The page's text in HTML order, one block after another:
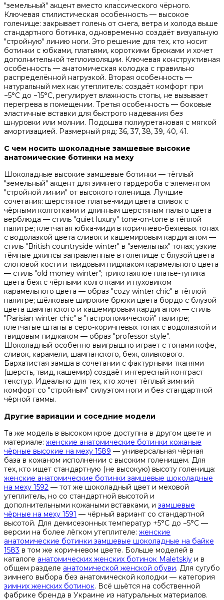
"земельный" акцент вместо классического чёрного.
Ключевая стилистическая особенность — высокое
голенище: закрывает голень от снега, ветра и холода выше
стандартного ботинка, одновременно создаёт визуальную
"стройную" линию ноги. Это решение для тех, кто носит
ботинки с юбками, платьями, короткими брюками и хочет
дополнительной теплоизоляции. Ключевая конструктивная
особенность — анатомическая колодка с правильно
распределённой нагрузкой. Вторая особенность —
натуральный мех как утеплитель: создаёт комфорт при
−5°C до −15°C, регулирует влажность стопы, не вызывает
перегрева в помещении. Третья особенность — боковые
эластичные вставки для быстрого надевания без
шнуровки или молнии. Подошва полиуретановая с мягкой
амортизацией. Размерный ряд: 36, 37, 38, 39, 40, 41.
С чем носить шоколадные замшевые высокие
анатомические ботинки на меху
Шоколадные высокие замшевые ботинки — тёплый
"земельный" акцент для зимнего гардероба с элементом
"стройной линии" от высокого голенища. Лучшие
сочетания: шерстяное платье-миди цвета сливок с
чёрными колготками и длинным шерстяным пальто цвета
верблюда — стиль "quiet luxury" tone-on-tone в тёплой
палитре; клетчатая юбка-миди в коричнево-бежевых тонах
с водолазкой цвета сливок и кашемировым кардиганом —
стиль "British countryside winter" в "земельных" тонах; узкие
тёмные джинсы заправленные в голенище с блузой цвета
слоновой кости и твидовым пиджаком карамельного цвета
— стиль "old money winter"; трикотажное платье-туника
цвета беж с чёрными колготками и пуховиком
карамельного цвета — образ "cozy winter chic" в тёплой
палитре; шёлковые широкие брюки цвета бордо с блузой
цвета шампанского и кашемировым кардиганом — стиль
"Parisian winter chic" в "гастрономической" палитре;
клетчатые штаны в серо-коричневых тонах с водолазкой и
твидовым пиджаком — образ "professor style".
Шоколадный особенно выигрышно играет с тонами кофе,
сливок, карамели, шампанского, беж, оливкового.
Бархатистая замша в сочетании с фактурными тканями
(шерсть, твид, кашемир) создаёт интересный контраст
текстур. Идеально для тех, кто хочет тёплый зимний
комфорт со "стройным" силуэтом ноги и без стандартной
чёрной гаммы.
Другие вариации и соседние модели
Та же модель в высоком крое доступна в другом цвете и
материале: женские анатомические ботинки кожаные
чёрные высокие на меху 1589 — универсальная чёрная
база в кожаном исполнении с высоким голенищем. Для
тех, кто ищет стандартную (не высокую) высоту голенища:
женские анатомические ботинки замшевые шоколадные
на меху 1592 — тот же шоколадный цвет и меховой
утеплитель, но со стандартной высотой и
дополнительными кожаными вставками, и замшевые
чёрные на меху 1591 — чёрный вариант со стандартной
высотой. Для демисезонных температур +5°C до −5°C —
версии на более лёгком утеплителе: женские
анатомические ботинки замшевые шоколадные на байке
1583 в том же коричневом цвете. Больше моделей в
каталоге анатомических женских ботинок Maletskiy и в
общем разделе анатомической женской обуви. Для сугубо
зимнего выбора без анатомической колодки — категория
зимних женских ботинок. Всё шьётся на собственной
фабрике бренда в Украине из натуральных материалов.